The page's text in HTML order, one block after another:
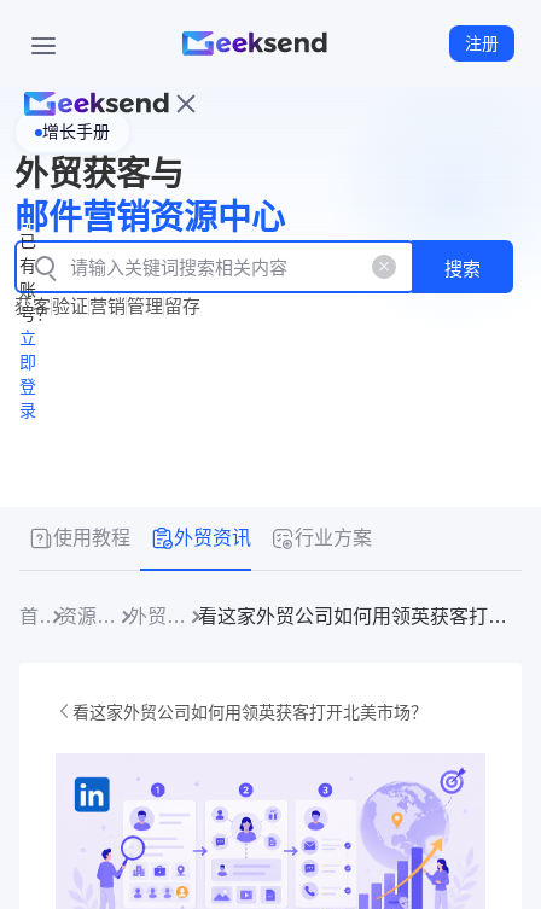
注册
页
WhatsApp
企业号
New
产
品
功
能
产
品
价
格
资
源
中
心
立
即
注
册
已
有
账
号？
立
即
登
录
增长手册
外贸获客与
邮件营销资源中心
搜索
获客验证营销管理留存
使用教程 外贸资讯 行业方案
首页 资源中心 外贸资讯 看这家外贸公司如何用领英获客打开北美市场？
看这家外贸公司如何用领英获客打开北美市场？